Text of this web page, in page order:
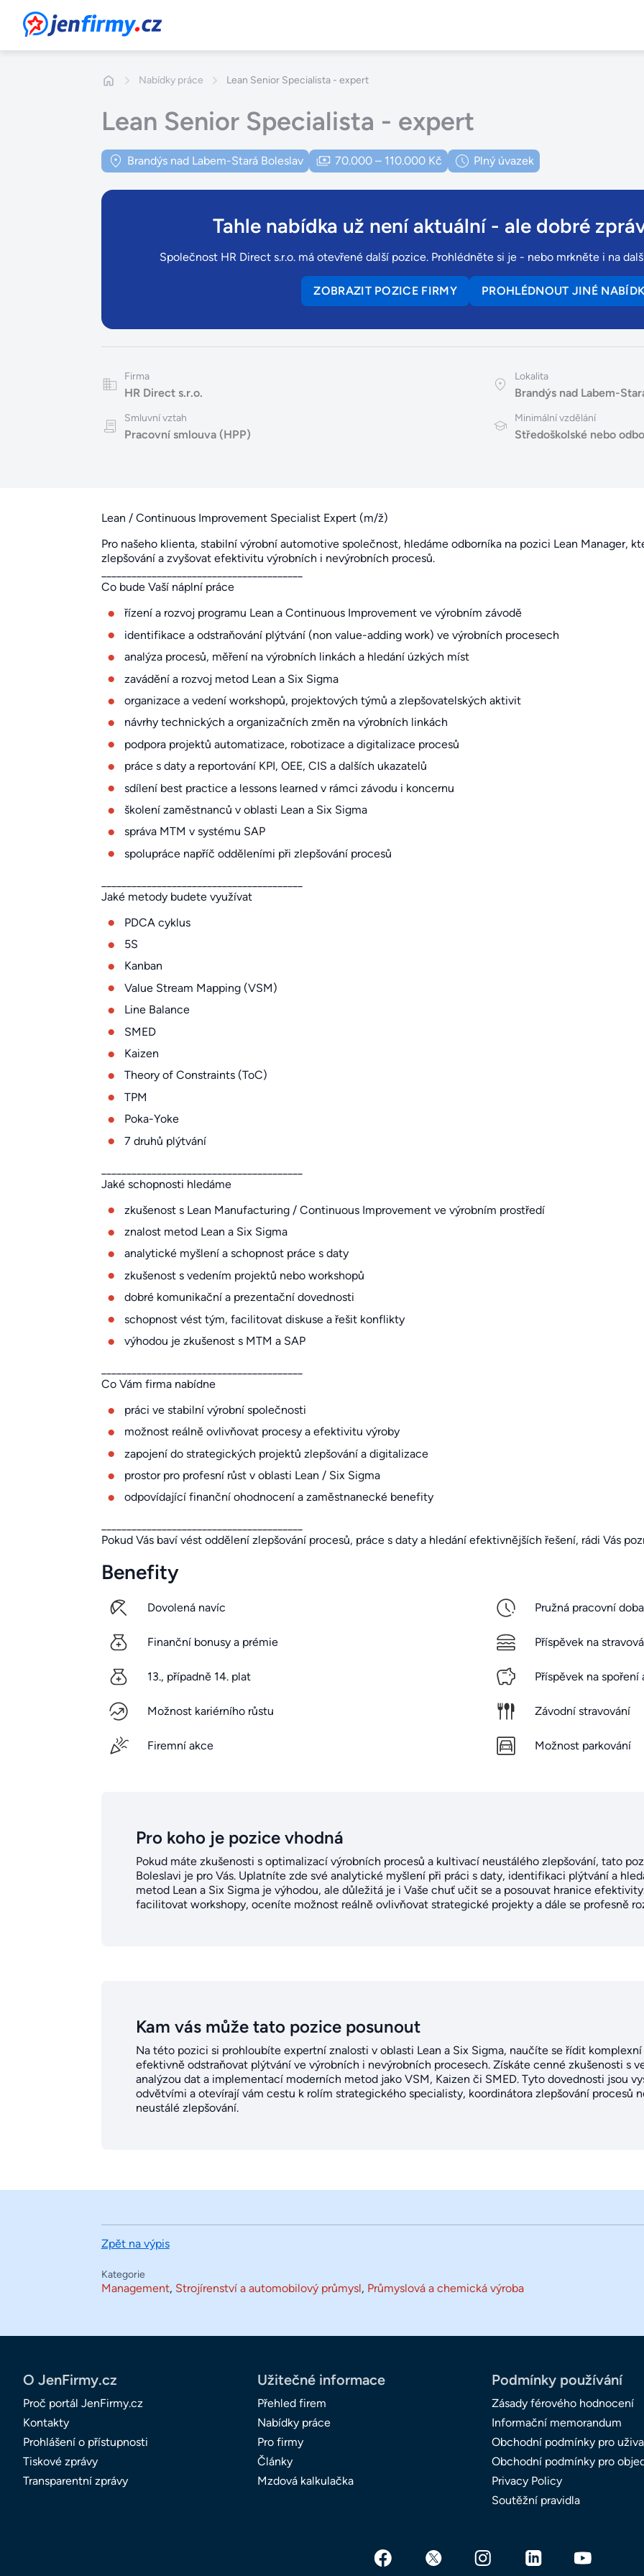
JenFirmy.cz
Nabídky práce Lean Senior Specialista - expert
Lean Senior Specialista - expert
Brandýs nad Labem-Stará Boleslav 70.000 – 110.000 Kč Plný úvazek
Tahle nabídka už není aktuální- ale dobré
Společnost HR Direct s.r.o. má otevřené další pozice. Prohlédněte si je - nebo mrkněte i na
ZOBRAZIT POZICE FIRMY PROHLÉDNOUT JINÉ
Firma
HR Direct s.r.o.
Lokalita
Brandýs nad Labem-
Smluvní vztah
Pracovní smlouva (HPP)
Minimální vzdělání
Středoškolské nebo
Lean / Continuous Improvement Specialist Expert (m/ž)
Pro našeho klienta, stabilní výrobní automotive společnost, hledáme odborníka na pozici Lean Manager,
zlepšování a zvyšovat efektivitu výrobních i nevýrobních procesů.
Co bude Vaší náplní práce
řízení a rozvoj programu Lean a Continuous Improvement ve výrobním závodě
identifikace a odstraňování plýtvání (non value-adding work) ve výrobních procesech
analýza procesů, měření na výrobních linkách a hledání úzkých míst
zavádění a rozvoj metod Lean a Six Sigma
organizace a vedení workshopů, projektových týmů a zlepšovatelských aktivit
návrhy technických a organizačních změn na výrobních linkách
podpora projektů automatizace, robotizace a digitalizace procesů
práce s daty a reportování KPI, OEE, CIS a dalších ukazatelů
sdílení best practice a lessons learned v rámci závodu i koncernu
školení zaměstnanců v oblasti Lean a Six Sigma
správa MTM v systému SAP
spolupráce napříč odděleními při zlepšování procesů
Jaké metody budete využívat
PDCA cyklus
5S
Kanban
Value Stream Mapping (VSM)
Line Balance
SMED
Kaizen
Theory of Constraints (ToC)
TPM
Poka-Yoke
7 druhů plýtvání
Jaké schopnosti hledáme
zkušenost s Lean Manufacturing / Continuous Improvement ve výrobním prostředí
znalost metod Lean a Six Sigma
analytické myšlení a schopnost práce s daty
zkušenost s vedením projektů nebo workshopů
dobré komunikační a prezentační dovednosti
schopnost vést tým, facilitovat diskuse a řešit konflikty
výhodou je zkušenost s MTM a SAP
Co Vám firma nabídne
práci ve stabilní výrobní společnosti
možnost reálně ovlivňovat procesy a efektivitu výroby
zapojení do strategických projektů zlepšování a digitalizace
prostor pro profesní růst v oblasti Lean / Six Sigma
odpovídající finanční ohodnocení a zaměstnanecké benefity
Pokud Vás baví vést oddělení zlepšování procesů, práce s daty a hledání efektivnějších řešení, rádi Vás
Benefity
Dovolená navíc
Finanční bonusy a prémie
13., případně 14. plat
Možnost kariérního růstu
Firemní akce
Pružná pracovní doba
Příspěvek na
Příspěvek na spoření
Závodní stravování
Možnost parkování
Pro koho je pozice vhodná
Pokud máte zkušenosti s optimalizací výrobních procesů a kultivací neustálého zlepšování, tato
Boleslavi je pro Vás. Uplatníte zde své analytické myšlení při práci s daty, identifikaci plýtvání a
metod Lean a Six Sigma je výhodou, ale důležitá je i Vaše chuť učit se a posouvat hranice
facilitovat workshopy, oceníte možnost reálně ovlivňovat strategické projekty a dále se profesně
Kam vás může tato pozice posunout
Na této pozici si prohloubíte expertní znalosti v oblasti Lean a Six Sigma, naučíte se řídit
efektivně odstraňovat plýtvání ve výrobních i nevýrobních procesech. Získáte cenné zkušenosti s
analýzou dat a implementací moderních metod jako VSM, Kaizen či SMED. Tyto dovednosti jsou
odvětvími a otevírají vám cestu k rolím strategického specialisty, koordinátora zlepšování procesů
neustálé zlepšování.
Zpět na výpis
Kategorie
Management, Strojírenství a automobilový průmysl, Průmyslová a chemická výroba
O JenFirmy.cz
Proč portál JenFirmy.cz
Kontakty
Prohlášení o přístupnosti
Tiskové zprávy
Transparentní zprávy
Užitečné informace
Přehled firem
Nabídky práce
Pro firmy
Články
Mzdová kalkulačka
Podmínky používání
Zásady férového hodnocení
Informační memorandum
Obchodní podmínky pro
Obchodní podmínky pro
Privacy Policy
Soutěžní pravidla